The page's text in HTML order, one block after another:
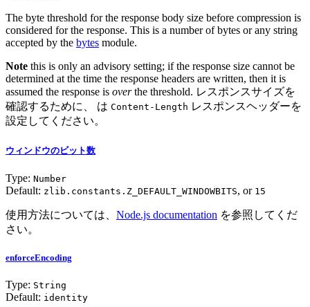
The byte threshold for the response body size before compression is
considered for the response. This is a number of bytes or any string
accepted by the bytes module.
Note this is only an advisory setting; if the response size cannot be
determined at the time the response headers are written, then it is
assumed the response is overthe threshold. レスポンスサイズを
確認するために、 は Content-Length レスポンスヘッダーを
設定してください。
ウィンドウのビット数
Type: Number
Default: zlib.constants.Z_DEFAULT_WINDOWBITS, or 15
使用方法については、 Node.js documentation を参照してくだ
さい。
enforceEncoding
Type: String
Default: identity